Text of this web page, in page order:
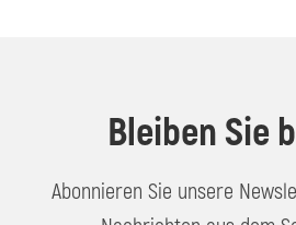
Bleiben Sie
Abonnieren Sie unsere